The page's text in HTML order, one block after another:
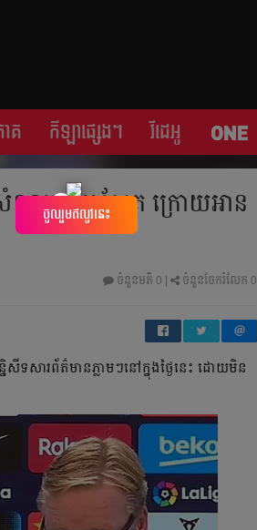
ាគ កីឡា​ផ្សេង​ៗ វីដេអូ
ណួរ​អ្នក​កាសែត​ ក្រោយ​អាន​
ចំនួនមតិ 0 ចំនួនចែករំលែក 0
សីទ​សារព័ត៌មាន​ភ្លាមៗ​នៅ​ក្នុង​ថ្ងៃ​នេះ​ ដោយ​មិន​
×
ចូលរួមឥលូវនេះ